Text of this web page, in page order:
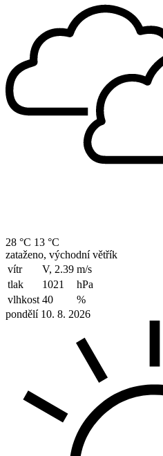
28 °C 13 °C
zataženo, východní větřík
vítr
V, 2.39 m/s
tlak
1021
hPa
vlhkost 40
%
pondělí 10. 8. 2026